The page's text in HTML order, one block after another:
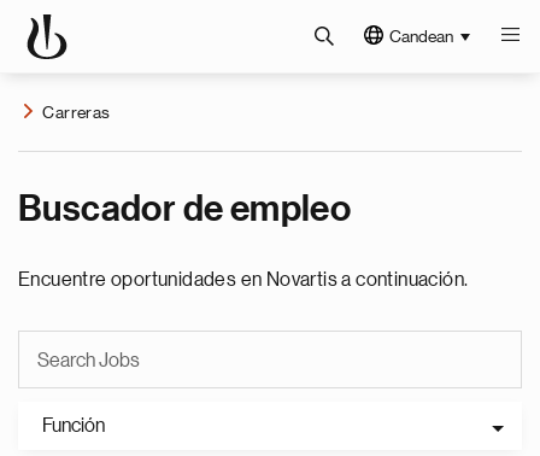
Candean
Carreras
Buscador de empleo
Encuentre oportunidades en Novartis a continuación.
Función